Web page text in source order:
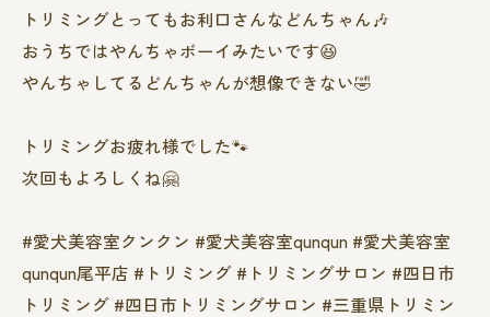
トリミングとってもお利口さんなどんちゃん🎶
おうちではやんちゃボーイみたいです😆
やんちゃしてるどんちゃんが想像できない🤣
トリミングお疲れ様でした🐾
次回もよろしくね🤗
#愛犬美容室クンクン #愛犬美容室qunqun #愛犬美容室
qunqun尾平店 #トリミング #トリミングサロン #四日市
トリミング #四日市トリミングサロン #三重県トリミン